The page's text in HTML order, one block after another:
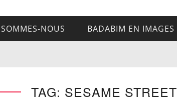
NOUS BADABIM EN IMAGES
TAG: SESAME STREET